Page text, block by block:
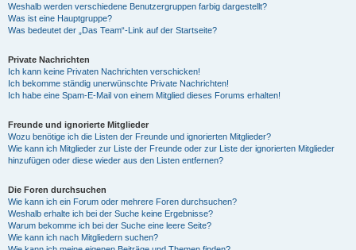
Weshalb werden verschiedene Benutzergruppen farbig dargestellt?
Was ist eine Hauptgruppe?
Was bedeutet der „Das Team“-Link auf der Startseite?
Private Nachrichten
Ich kann keine Privaten Nachrichten verschicken!
Ich bekomme ständig unerwünschte Private Nachrichten!
Ich habe eine Spam-E-Mail von einem Mitglied dieses Forums erhalten!
Freunde und ignorierte Mitglieder
Wozu benötige ich die Listen der Freunde und ignorierten Mitglieder?
Wie kann ich Mitglieder zur Liste der Freunde oder zur Liste der ignorierten Mitglieder
hinzufügen oder diese wieder aus den Listen entfernen?
Die Foren durchsuchen
Wie kann ich ein Forum oder mehrere Foren durchsuchen?
Weshalb erhalte ich bei der Suche keine Ergebnisse?
Warum bekomme ich bei der Suche eine leere Seite?
Wie kann ich nach Mitgliedern suchen?